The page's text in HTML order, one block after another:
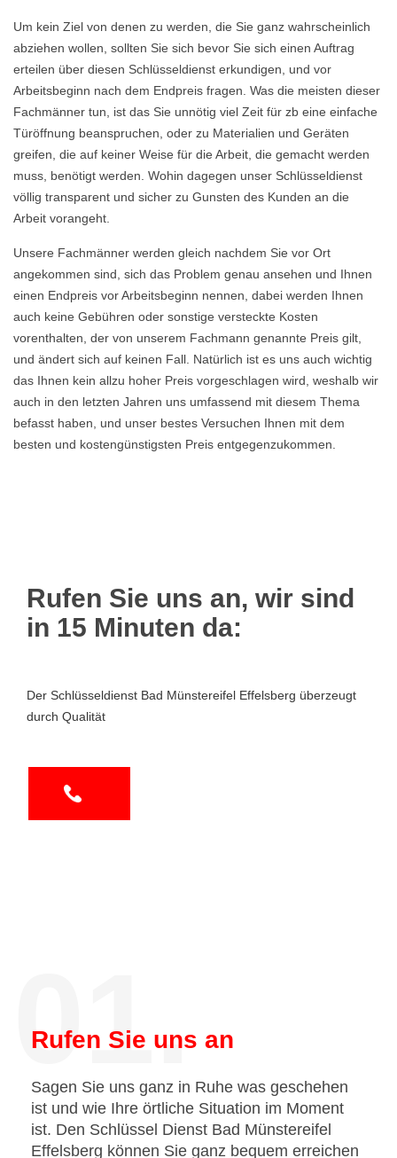
Um kein Ziel von denen zu werden, die Sie ganz wahrscheinlich
abziehen wollen, sollten Sie sich bevor Sie sich einen Auftrag
erteilen über diesen Schlüsseldienst erkundigen, und vor
Arbeitsbeginn nach dem Endpreis fragen. Was die meisten dieser
Fachmänner tun, ist das Sie unnötig viel Zeit für zb eine einfache
Türöffnung beanspruchen, oder zu Materialien und Geräten
greifen, die auf keiner Weise für die Arbeit, die gemacht werden
muss, benötigt werden. Wohin dagegen unser Schlüsseldienst
völlig transparent und sicher zu Gunsten des Kunden an die
Arbeit vorangeht.
Unsere Fachmänner werden gleich nachdem Sie vor Ort
angekommen sind, sich das Problem genau ansehen und Ihnen
einen Endpreis vor Arbeitsbeginn nennen, dabei werden Ihnen
auch keine Gebühren oder sonstige versteckte Kosten
vorenthalten, der von unserem Fachmann genannte Preis gilt,
und ändert sich auf keinen Fall. Natürlich ist es uns auch wichtig
das Ihnen kein allzu hoher Preis vorgeschlagen wird, weshalb wir
auch in den letzten Jahren uns umfassend mit diesem Thema
befasst haben, und unser bestes Versuchen Ihnen mit dem
besten und kostengünstigsten Preis entgegenzukommen.
Rufen Sie uns an, wir sind
in 15 Minuten da:
Der Schlüsseldienst Bad Münstereifel Effelsberg überzeugt
durch Qualität
01.
Rufen Sie uns an
Sagen Sie uns ganz in Ruhe was geschehen
ist und wie Ihre örtliche Situation im Moment
ist. Den Schlüssel Dienst Bad Münstereifel
Effelsberg können Sie ganz bequem erreichen